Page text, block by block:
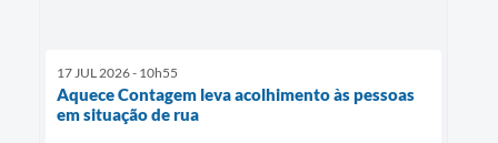
17 JUL 2026 - 10h55
Aquece Contagem leva acolhimento às pessoas
em situação de rua